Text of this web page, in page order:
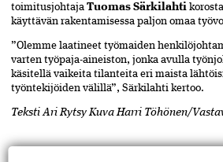
toimitusjohtaja Tuomas Särkilahti
käyttävän rakentamisessa paljon omaa
”Olemme laatineet työmaiden
varten työpaja-aineiston, jonka­ avulla
käsitellä vaikeita tilanteita eri maista
työntekijöiden välillä”, Särkilahti kertoo.
Teksti Ari Rytsy Kuva Harri Töhönen/